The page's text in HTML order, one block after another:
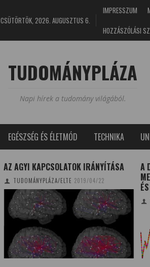
CSÜTÖRTÖK, 2026. AUGUSZTUS 6.
IMPRESSZUM
HOZZÁSZÓLÁSI
TUDOMÁNYPLÁZA
Napi hírek a tudomány világából.
EGÉSZSÉG ÉS ÉLETMÓD TECHNIKA
AZ AGYI KAPCSOLATOK IRÁNYÍTÁSA
TUDOMÁNYPLÁZA/ELTE 2019/04/22
A